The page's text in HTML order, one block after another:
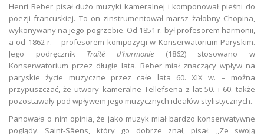
Henri Reber pisał dużo muzyki kameralnej i komponował pieśni do
poezji francuskiej. To on zinstrumentował marsz żałobny Chopina,
wykonywany na jego pogrzebie. Od 1851 r. był profesorem harmonii,
a od 1862 r. – profesorem kompozycji w Konserwatorium Paryskim.
Jego podręcznik Traité d’harmonie (1862) stosowano w
Konserwatorium przez długie lata. Reber miał znaczący wpływ na
paryskie życie muzyczne przez całe lata 60. XIX w. – można
przypuszczać, że utwory kameralne Tellefsena z lat 50. i 60. także
pozostawały pod wpływem jego muzycznych ideałów stylistycznych.
Panowała o nim opinia, że jako muzyk miał bardzo konserwatywne
poglądy. Saint-Säens, który go dobrze znał, pisał: „Ze swoją